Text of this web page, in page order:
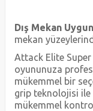
Dış Mekan
mekan
Attack Elite
oyununuza
mükemmel bir
grip teknolojisi ile
mükemmel